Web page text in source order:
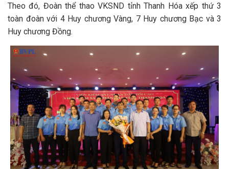
Theo đó, Đoàn thể thao VKSND tỉnh Thanh Hóa xếp thứ 3
toàn đoàn với 4 Huy chương Vàng, 7 Huy chương Bạc và 3
Huy chương Đồng.